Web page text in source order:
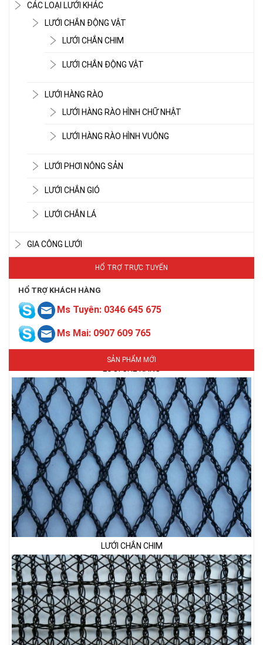
CÁC LOẠI LƯỚI KHÁC
LƯỚI CHẮN ĐỘNG VẬT
LƯỚI CHẮN CHIM
LƯỚI CHẮN ĐỘNG VẬT
LƯỚI HÀNG RÀO
LƯỚI HÀNG RÀO HÌNH CHỮ NHẬT
LƯỚI HÀNG RÀO HÌNH VUÔNG
LƯỚI PHƠI NÔNG SẢN
LƯỚI CHẮN GIÓ
LƯỚI CHẮN LÁ
GIA CÔNG LƯỚI
HỔ TRỢ TRỰC TUYẾN
HỔ TRỢ KHÁCH HÀNG
Ms Tuyên: 0346 645 675
Ms Mai: 0907 609 765
SẢN PHẨM MỚI
LƯỚI CHẮN CHIM